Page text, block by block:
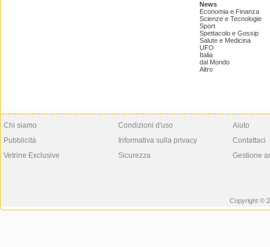
News
Economia e Finanza
Scienze e Tecnologie
Sport
Spettacolo e Gossip
Salute e Medicina
UFO
Italia
dal Mondo
Altro
Chi siamo
Pubblicità
Vetrine Exclusive
Condizioni d'uso
Informativa sulla privacy
Sicurezza
Aiuto
Contattaci
Gestione
Copyright ©